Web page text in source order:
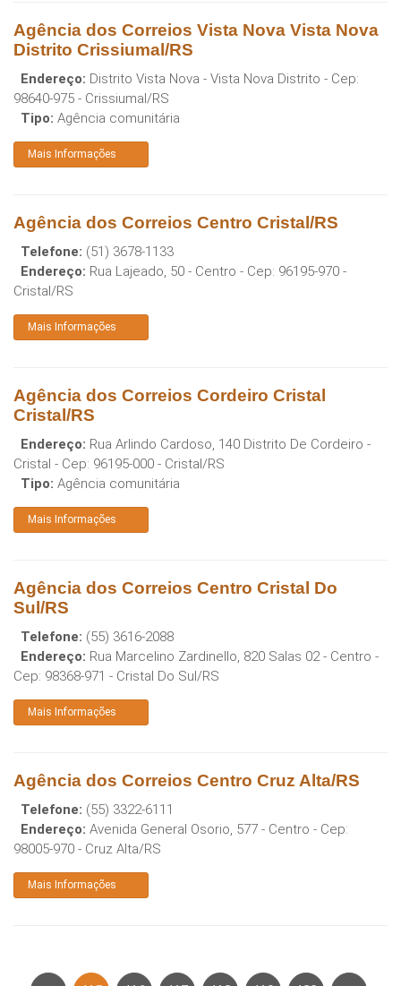
Agência dos Correios Vista Nova Vista Nova
Distrito Crissiumal/RS
Endereço: Distrito Vista Nova - Vista Nova Distrito - Cep:
98640-975 - Crissiumal/RS
Tipo: Agência comunitária
Mais Informações
Agência dos Correios Centro Cristal/RS
Telefone: (51) 3678-1133
Endereço: Rua Lajeado, 50 - Centro - Cep: 96195-970 -
Cristal/RS
Mais Informações
Agência dos Correios Cordeiro Cristal
Cristal/RS
Endereço: Rua Arlindo Cardoso, 140 Distrito De Cordeiro -
Cristal - Cep: 96195-000 - Cristal/RS
Tipo: Agência comunitária
Mais Informações
Agência dos Correios Centro Cristal Do
Sul/RS
Telefone: (55) 3616-2088
Endereço: Rua Marcelino Zardinello, 820 Salas 02 - Centro -
Cep: 98368-971 - Cristal Do Sul/RS
Mais Informações
Agência dos Correios Centro Cruz Alta/RS
Telefone: (55) 3322-6111
Endereço: Avenida General Osorio, 577 - Centro - Cep:
98005-970 - Cruz Alta/RS
Mais Informações